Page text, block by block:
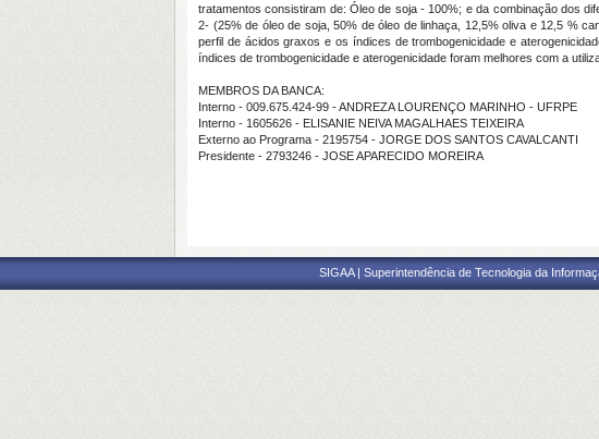
tratamentos consistiram de: Óleo de soja - 100%; e da combinação dos
2- (25% de óleo de soja, 50% de óleo de linhaça, 12,5% oliva e 12,5 %
perfil de ácidos graxos e os índices de trombogenicidade e
índices de trombogenicidade e aterogenicidade foram melhores com a
MEMBROS DA BANCA:
Interno - 009.675.424-99 - ANDREZA LOURENÇO MARINHO - UFRPE
Interno - 1605626 - ELISANIE NEIVA MAGALHAES TEIXEIRA
Externo ao Programa - 2195754 - JORGE DOS SANTOS CAVALCANTI
Presidente - 2793246 - JOSE APARECIDO MOREIRA
SIGAA | Superintendência de Tecnologia da